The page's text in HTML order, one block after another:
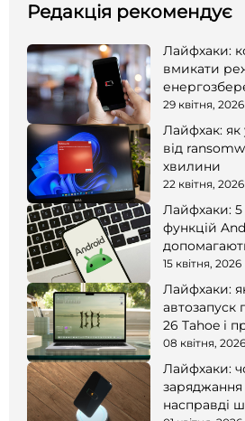
Редакція рекомендує
Лайфхаки:
вмикати
смартфоні
29 квітня, 2026
Лайфхак: як
від
хвилини
22 квітня, 2026
Лайфхаки:
функцій
15 квітня, 2026
Лайфхаки:
автозапуск
26 Tahoe і
08 квітня, 2026
Лайфхаки:
заряджання
насправді